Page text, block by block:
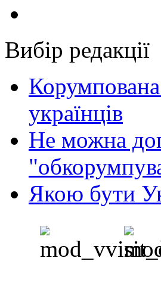
Вибір редакції
Корумпована
українців
Не можна
Якою бути